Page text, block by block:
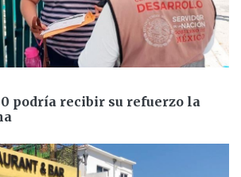
podría recibir su refuerzo la